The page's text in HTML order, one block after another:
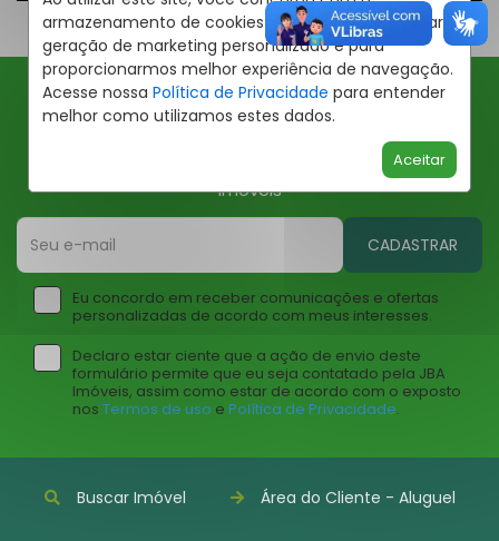
armazenamento de cookies em seu dispositivo para
geração de marketing personalizado e para
proporcionarmos melhor experiência de navegação.
Acesse nossa Política de Privacidade para entender
melhor como utilizamos estes dados.
Aceitar
Ofertas JBA
Insira seu email abaixo para receber ofertas da JBA
Imóveis
CADASTRAR
Eu concordo em receber comunicações e ofertas
personalizadas de acordo com meus interesses.
Declaro estar ciente que a ação de envio deste
formulário permite que eu seja contatado pela JBA
Imóveis, assim como estar de acordo com o exposto
nos Termos de uso e Política de Privacidade.
Buscar Imóvel Área do Cliente - Aluguel